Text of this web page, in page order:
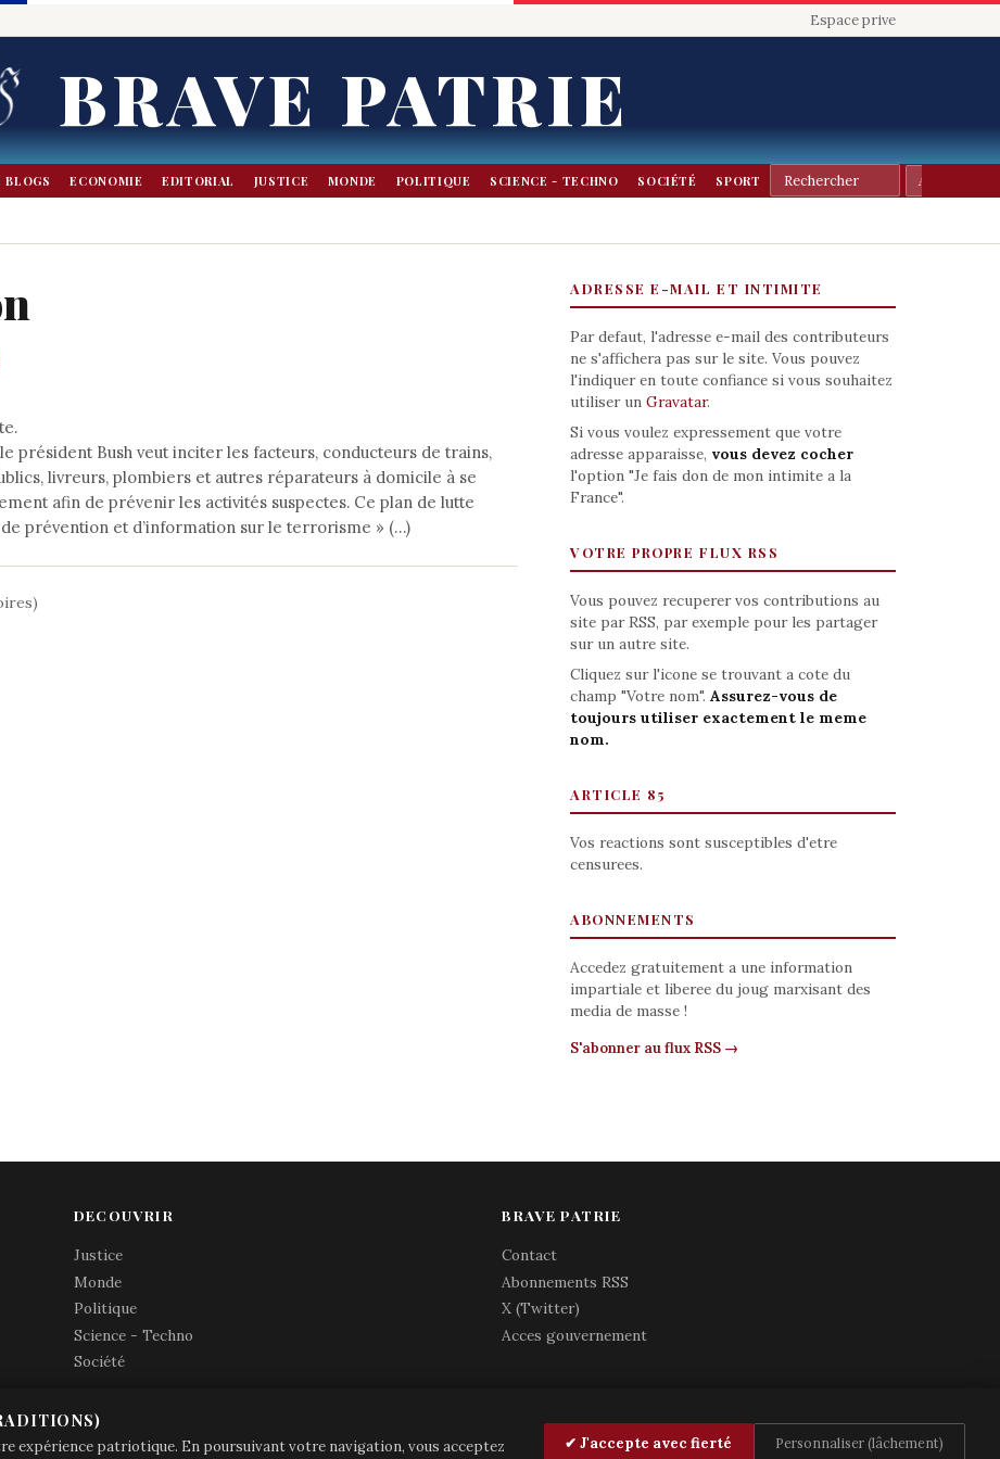
Espace prive
BRAVE PATRIE
BLOGS ECONOMIE EDITORIAL JUSTICE MONDE POLITIQUE SCIENCE - TECHNO SOCIÉTÉ SPORT
président Bush veut inciter les facteurs, conducteurs de trains,
livreurs, plombiers et autres réparateurs à domicile à se
afin de prévenir les activités suspectes. Ce plan de lutte
prévention et d’information sur le terrorisme » (…)
ADRESSE E-MAIL ET INTIMITE
Par defaut, l'adresse e-mail des contributeurs
ne s'affichera pas sur le site. Vous pouvez
l'indiquer en toute confiance si vous souhaitez
utiliser un Gravatar.
Si vous voulez expressement que votre
adresse apparaisse, vous devez cocher
l'option "Je fais don de mon intimite a la
France".
VOTRE PROPRE FLUX RSS
Vous pouvez recuperer vos contributions au
site par RSS, par exemple pour les partager
sur un autre site.
Cliquez sur l'icone se trouvant a cote du
champ "Votre nom". Assurez-vous de
toujours utiliser exactement le meme
nom.
ARTICLE 85
Vos reactions sont susceptibles d'etre
censurees.
ABONNEMENTS
Accedez gratuitement a une information
impartiale et liberee du joug marxisant des
media de masse !
S'abonner au flux RSS →
DECOUVRIR
Justice
Monde
Politique
Science - Techno
Société
BRAVE PATRIE
Contact
Abonnements RSS
X (Twitter)
Acces gouvernement
© Brave Patrie + friends—
expérience patriotique. En poursuivant votre navigation, vous acceptez
✔ J'accepte avec fierté Personnaliser (lâchement)